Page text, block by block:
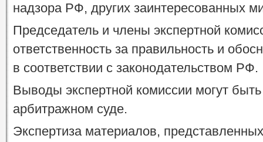
надзора РФ, других заинтересованных
Председатель и члены экспертной
ответственность за правильность и
в соответствии с законодательством РФ.
Выводы экспертной комиссии могут
арбитражном суде.
Экспертиза материалов, представленных